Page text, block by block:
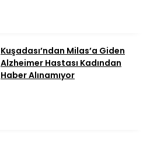
Kuşadası’ndan Milas’a Giden
Alzheimer Hastası Kadından
Haber Alınamıyor